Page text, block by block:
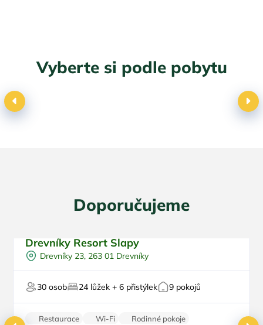
Vyberte si podle pobytu
Doporučujeme
Pro rodiny s dětmi
Vířivka
Sauna
Drevníky Resort Slapy
Drevníky 23, 263 01 Drevníky
30 osob 24 lůžek + 6 přistýlek 9 pokojů
Restaurace Wi-Fi
Rodinné pokoje